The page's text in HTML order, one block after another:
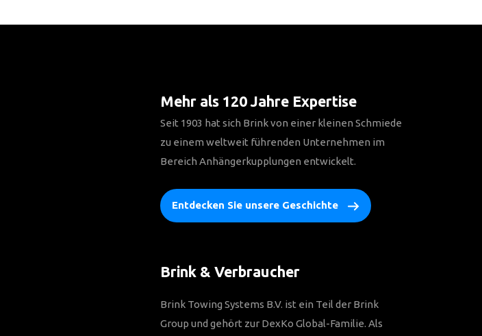
Mehr als 120 Jahre Expertise
Seit 1903 hat sich Brink von einer kleinen Schmiede
zu einem weltweit führenden Unternehmen im
Bereich Anhängerkupplungen entwickelt.
Entdecken Sie unsere Geschichte
Brink & Verbraucher
Brink Towing Systems B.V. ist ein Teil der Brink
Group und gehört zur DexKo Global-Familie. Als